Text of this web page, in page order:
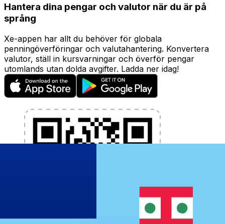
Hantera dina pengar och valutor när du är på
språng
Xe-appen har allt du behöver för globala
penningöverföringar och valutahantering. Konvertera
valutor, ställ in kursvarningar och överför pengar
utomlands utan dolda avgifter. Ladda ner idag!